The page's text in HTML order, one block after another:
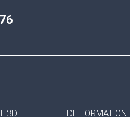
3D DE FORMATION